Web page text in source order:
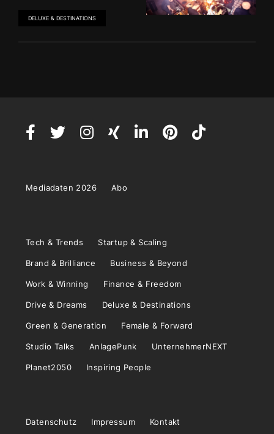
DELUXE & DESTINATIONS
Mediadaten 2026 Abo
Tech & Trends Startup & Scaling
Brand & Brilliance Business & Beyond
Work & Winning Finance & Freedom
Drive & Dreams Deluxe & Destinations
Green & Generation Female & Forward
Studio Talks AnlagePunk UnternehmerNEXT
Planet2050 Inspiring People
Datenschutz Impressum Kontakt